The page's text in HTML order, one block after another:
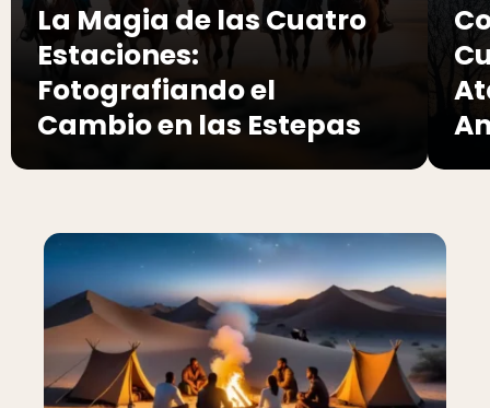
La Magia de las Cuatro
Estaciones:
Fotografiando el
Cambio en las Estepas